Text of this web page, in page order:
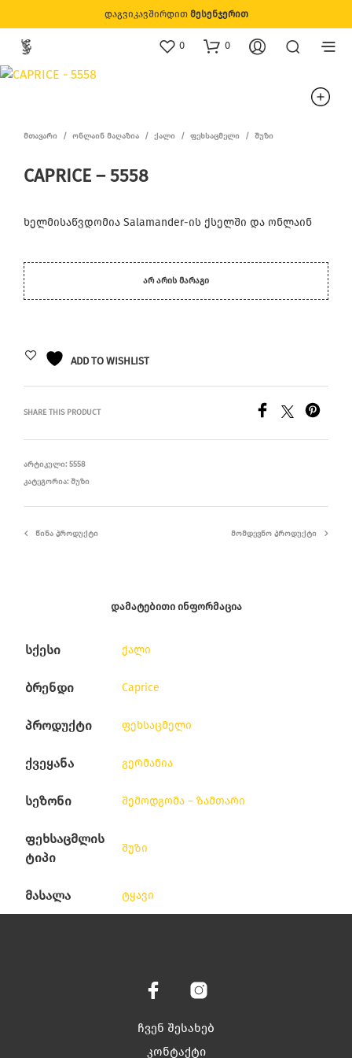
დაგვიკავშირდით მესენჯერით
0 0
ᲛᲗᲐᲕᲐᲠᲘ / ᲝᲜᲚᲐᲘᲜ ᲛᲐᲦᲐᲖᲘᲐ / ᲥᲐᲚᲘ / ᲤᲔᲮᲡᲐᲪᲛᲔᲚᲘ / ᲨᲣᲖᲘ
CAPRICE – 5558
ხელმისაწვდომია Salamander-ის ქსელში და ონლაინ
ᲐᲠ ᲐᲠᲘᲡ ᲛᲐᲠᲐᲒᲘ
ADD TO WISHLIST
SHARE THIS PRODUCT
ᲐᲠᲢᲘᲙᲣᲚᲘ: 5558
ᲙᲐᲢᲔᲒᲝᲠᲘᲐ: ᲨᲣᲖᲘ
ᲬᲘᲜᲐ ᲞᲠᲝᲓᲣᲥᲢᲘ ᲛᲝᲛᲓᲔᲕᲜᲝ ᲞᲠᲝᲓᲣᲥᲢᲘ
ᲓᲐᲛᲐᲢᲔᲑᲘᲗᲘ ᲘᲜᲤᲝᲠᲛᲐᲪᲘᲐ
სქესი ქალი
ბრენდი Caprice
პროდუქტი ფეხსაცმელი
ქვეყანა გერმანია
სეზონი შემოდგომა – ზამთარი
ფეხსაცმლის
ტიპი
შუზი
მასალა ტყავი
ჩვენ შესახებ
კონტაქტი